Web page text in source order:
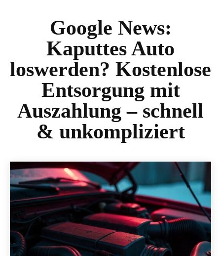
Google News:
Kaputtes Auto
loswerden? Kostenlose
Entsorgung mit
Auszahlung – schnell
& unkompliziert